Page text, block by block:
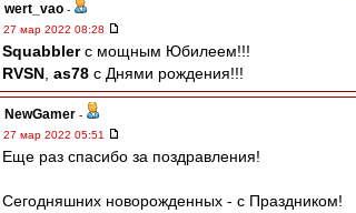
wert_vao -
27 мар 2022 08:28
Squabblerс мощным Юбилеем!!!
RVSN as78 с Днями рождения!!!
NewGamer -
27 мар 2022 05:51
Еще раз спасибо за поздравления!
Сегодняшних новорожденных - с Праздником!